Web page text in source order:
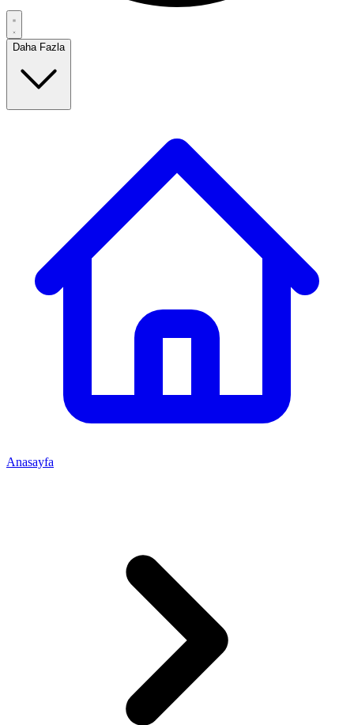
Daha Fazla
Anasayfa